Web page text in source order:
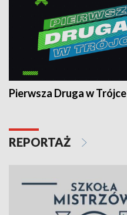
Pierwsza Druga w Trójce
REPORTAŻ